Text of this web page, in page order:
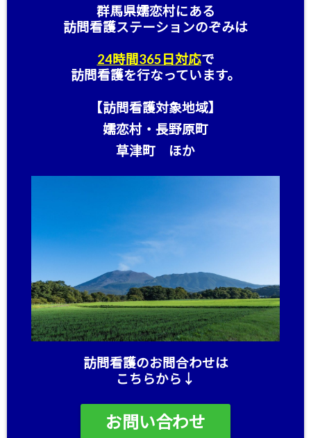
群馬県嬬恋村にある
訪問看護ステーションのぞみは
24時間365日対応で
訪問看護を行なっています。
【訪問看護対象地域】
嬬恋村・長野原町
草津町 ほか
訪問看護のお問合わせは
こちらから↓
お問い合わせ